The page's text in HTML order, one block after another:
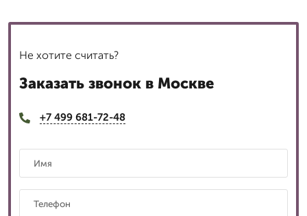
Не хотите считать?
Заказать звонок в Москве
+7 499 681-72-48